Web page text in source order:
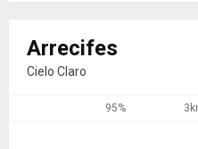
Arrecifes
Cielo Claro
95%